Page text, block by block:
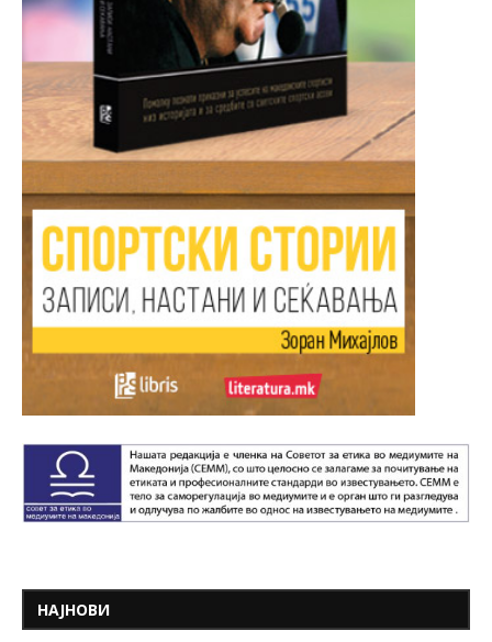
НАЈНОВИ